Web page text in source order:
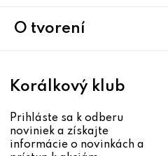
O tvorení
Korálkový klub
Prihláste sa k odberu
noviniek a získajte
informácie o novinkách a